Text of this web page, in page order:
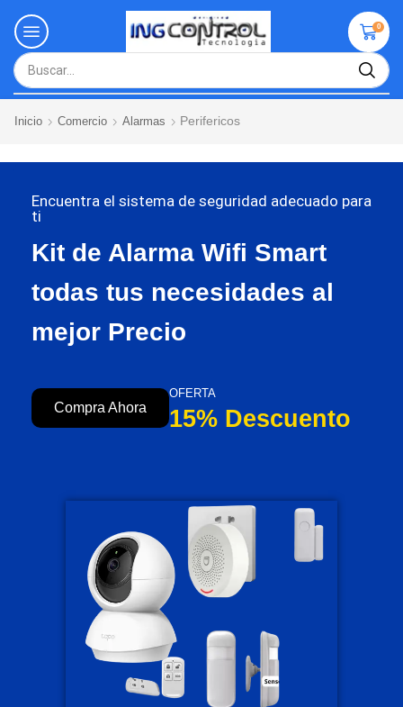
0
Inicio Comercio Alarmas Perifericos
Encuentra el sistema de seguridad adecuado para
ti
Kit de Alarma Wifi Smart
todas tus necesidades al
mejor Precio
Compra Ahora
OFERTA
15% Descuento